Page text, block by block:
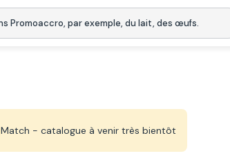
Match - catalogue à venir très bientôt